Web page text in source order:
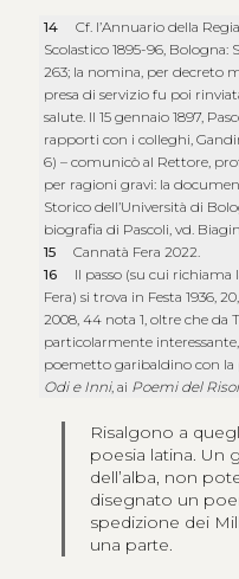
14
Cf. l’Annuario della
Scolastico 1895-96,
263; la nomina, per decreto
presa di servizio fu poi
salute. Il 15 gennaio 1897,
rapporti con i colleghi,
6) – comunicò al Rettore,
per ragioni gravi: la
Storico dell’Università di
biografia di Pascoli, vd.
15
Cannatà Fera 2022.
16
Il passo (su cui richiama
Fera) si trova in Festa 1936,
2008, 44 nota 1, oltre che da
particolarmente interessante,
poemetto garibaldino con la
Odi e Inni, ai Poemi del
Risalgono a
poesia latina. Un
dell’alba, non
disegnato un
spedizione dei
una parte.